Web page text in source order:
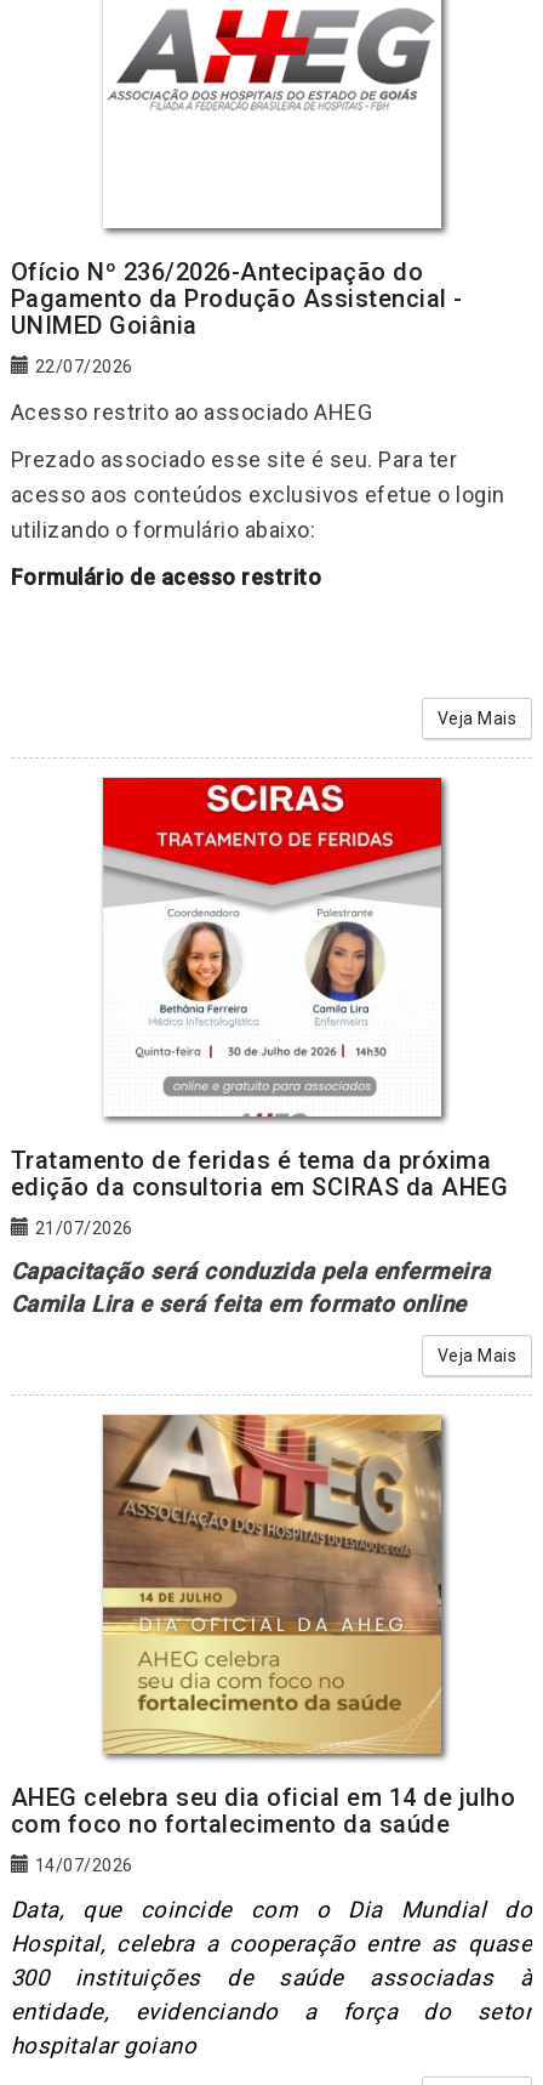
Ofício Nº 236/2026-Antecipação do
Pagamento da Produção Assistencial -
UNIMED Goiânia
22/07/2026
Acesso restrito ao associado AHEG
Prezado associado esse site é seu. Para ter
acesso aos conteúdos exclusivos efetue o login
utilizando o formulário abaixo:
Formulário de acesso restrito
Veja Mais
Tratamento de feridas é tema da próxima
edição da consultoria em SCIRAS da AHEG
21/07/2026
Capacitação será conduzida pela enfermeira
Camila Lira e será feita em formato online
Veja Mais
AHEG celebra seu dia oficial em 14 de julho
com foco no fortalecimento da saúde
14/07/2026
Data, que coincide com o Dia Mundial do
Hospital, celebra a cooperação entre as quase
300 instituições de saúde associadas à
entidade, evidenciando a força do setor
hospitalar goiano